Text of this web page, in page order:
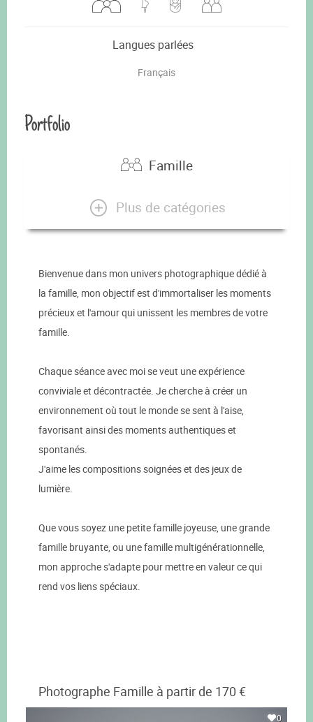
Langues parlées
Français
Portfolio
Famille
Plus de catégories
Bienvenue dans mon univers photographique dédié à
la famille, mon objectif est d'immortaliser les moments
précieux et l'amour qui unissent les membres de votre
famille.
Chaque séance avec moi se veut une expérience
conviviale et décontractée. Je cherche à créer un
environnement où tout le monde se sent à l'aise,
favorisant ainsi des moments authentiques et
spontanés.
J'aime les compositions soignées et des jeux de
lumière.
Que vous soyez une petite famille joyeuse, une grande
famille bruyante, ou une famille multigénérationnelle,
mon approche s'adapte pour mettre en valeur ce qui
rend vos liens spéciaux.
Photographe Famille à partir de 170 €
0